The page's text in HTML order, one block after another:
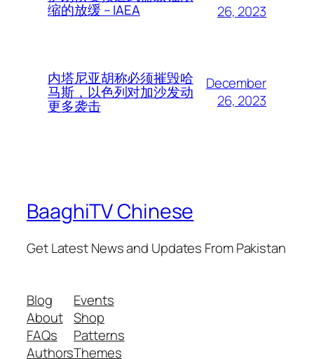
缩的放缓 – IAEA
26, 2023
内塔尼亚胡称必须摧毁哈
马斯，以色列对加沙发动
更多袭击
December
26, 2023
BaaghiTV Chinese
Get Latest News and Updates From Pakistan
Blog
About
FAQs
Authors
Events
Shop
Patterns
Themes